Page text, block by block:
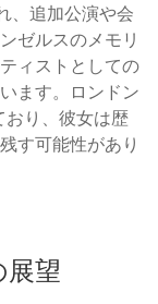
、追加公演や会
ゼルスのメモリ
ィストとしての
ます。ロンドン
おり、彼女は歴
す可能性があり
望